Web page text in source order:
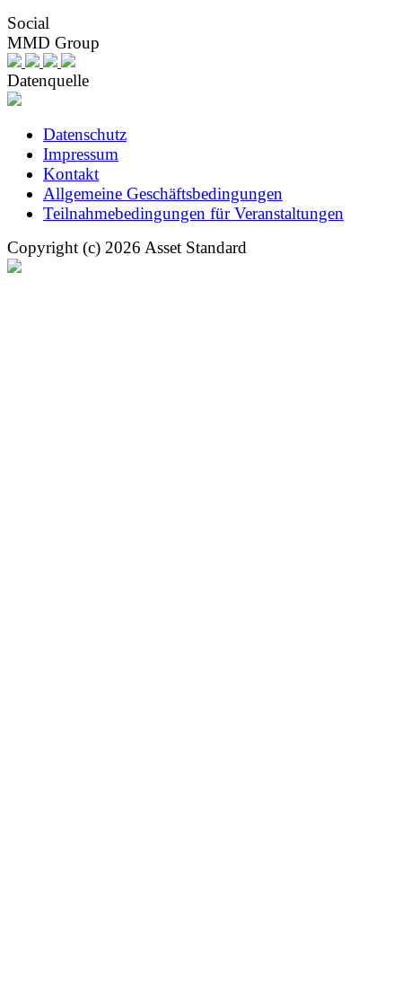
Social
MMD Group
Datenquelle
Datenschutz
Impressum
Kontakt
Allgemeine Geschäftsbedingungen
Teilnahmebedingungen für Veranstaltungen
Copyright (c) 2026 Asset Standard